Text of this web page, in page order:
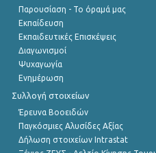
Παρουσίαση - Το όραμά μας
Εκπαίδευση
Εκπαιδευτικές Επισκέψεις
Διαγωνισμοί
Ψυχαγωγία
Ενημέρωση
Συλλογή στοιχείων
Έρευνα Βοοειδών
Παγκόσμιες Αλυσίδες Αξίας
Δήλωση στοιχείων Intrastat